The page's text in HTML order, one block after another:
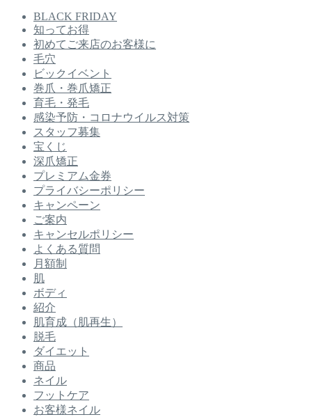
BLACK FRIDAY
知ってお得
初めてご来店のお客様に
毛穴
ビックイベント
巻爪・巻爪矯正
育毛・発毛
感染予防・コロナウイルス対策
スタッフ募集
宝くじ
深爪矯正
プレミアム金券
プライバシーポリシー
キャンペーン
ご案内
キャンセルポリシー
よくある質問
月額制
肌
ボディ
紹介
肌育成（肌再生）
脱毛
ダイエット
商品
ネイル
フットケア
お客様ネイル